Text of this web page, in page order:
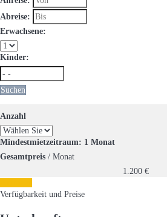
Abreise:
Erwachsene:
Kinder:
Suchen
Anzahl
Mindestmietzeitraum: 1 Monat
Gesamtpreis / Monat
1.200€
Verfügbarkeit und Preise